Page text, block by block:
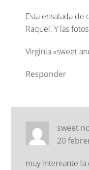
Esta ensalada de
Raquel. Y las
Virginia «sweet
Responder
sweet
20
muy intereante